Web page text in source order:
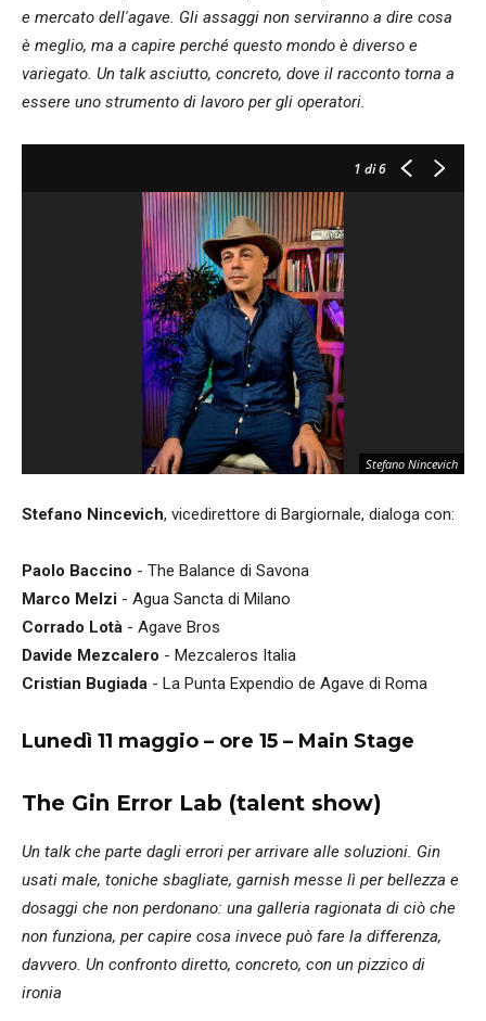
e mercato dell'agave. Gli assaggi non serviranno a dire cosa
è meglio, ma a capire perché questo mondo è diverso e
variegato. Un talk asciutto, concreto, dove il racconto torna a
essere uno strumento di lavoro per gli operatori.
1 di 6
Stefano Nincevich
Stefano Nincevich, vicedirettore di Bargiornale, dialoga con:
Paolo Baccino - The Balance di Savona
Marco Melzi - Agua Sancta di Milano
Corrado Lotà - Agave Bros
Davide Mezcalero - Mezcaleros Italia
Cristian Bugiada - La Punta Expendio de Agave di Roma
Lunedì 11 maggio – ore 15 – Main Stage
The Gin Error Lab (talent show)
Un talk che parte dagli errori per arrivare alle soluzioni. Gin
usati male, toniche sbagliate, garnish messe lì per bellezza e
dosaggi che non perdonano: una galleria ragionata di ciò che
non funziona, per capire cosa invece può fare la differenza,
davvero. Un confronto diretto, concreto, con un pizzico di
ironia